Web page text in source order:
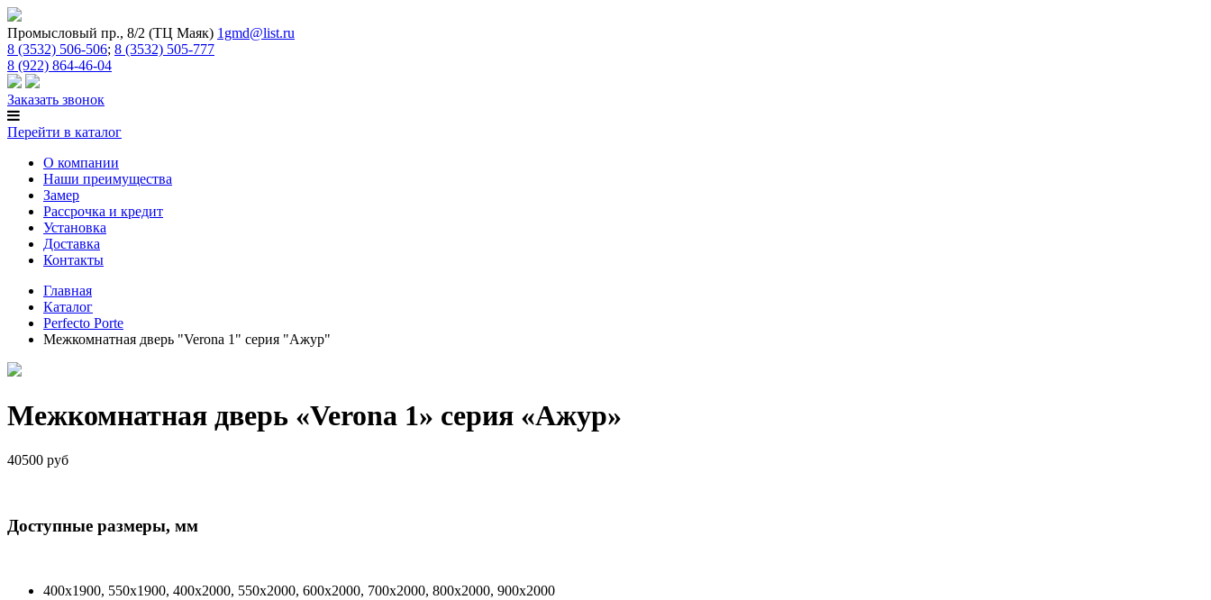
Промысловый пр., 8/2 (ТЦ Маяк) 1gmd@list.ru
8 (3532) 506-506; 8 (3532) 505-777
8 (922) 864-46-04
Заказать звонок
Перейти в каталог
О компании
Наши преимущества
Замер
Рассрочка и кредит
Установка
Доставка
Контакты
Главная
Каталог
Perfecto Porte
Межкомнатная дверь "Verona 1" серия "Ажур"
Межкомнатная дверь «Verona 1» серия «Ажур»
40500 руб
Доступные размеры, мм
400х1900, 550х1900, 400х2000, 550х2000, 600х2000, 700х2000, 800х2000, 900х2000